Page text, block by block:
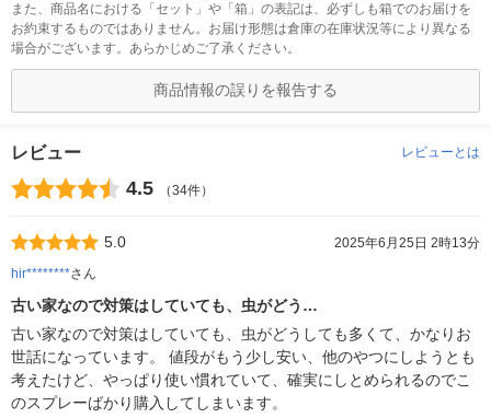
また、商品名における「セット」や「箱」の表記は、必ずしも箱でのお届けを
お約束するものではありません。お届け形態は倉庫の在庫状況等により異なる
場合がございます。あらかじめご了承ください。
商品情報の誤りを報告する
レビュー レビューとは
4.5 （34件）
5.0
2025年6月25日 2時13分
hir********さん
古い家なので対策はしていても、虫がどう…
古い家なので対策はしていても、虫がどうしても多くて、かなりお
世話になっています。 値段がもう少し安い、他のやつにしようとも
考えたけど、やっぱり使い慣れていて、確実にしとめられるのでこ
のスプレーばかり購入してしまいます。